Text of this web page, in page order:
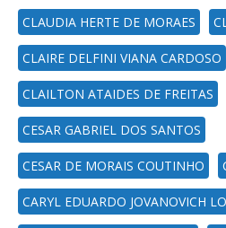
CLAUDIA HERTE DE MORAES
CLAIRE DELFINI VIANA CARDOSO
CLAILTON ATAIDES DE FREITAS
CESAR GABRIEL DOS SANTOS
CESAR DE MORAIS COUTINHO
CARYL EDUARDO JOVANOVICH